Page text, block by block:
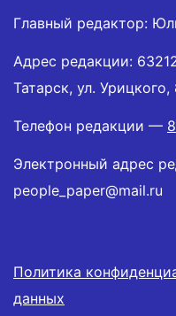
Главный редактор:
Адрес редакции:
Татарск, ул. Урицкого,
Телефон редакции —
Электронный адрес
people_paper@mail.ru
Политика
данных